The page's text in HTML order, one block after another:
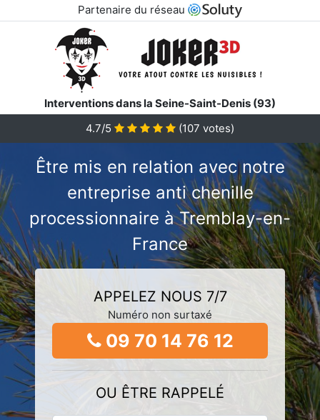
Partenaire du réseau
Interventions dans la Seine-Saint-Denis (93)
4.7/5
(107 votes)
Être mis en relation avec notre
entreprise anti chenille
processionnaire à Tremblay-en-
France
APPELEZ NOUS 7/7
Numéro non surtaxé
09 70 14 76 12
OU ÊTRE RAPPELÉ